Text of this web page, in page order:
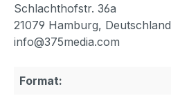
Schlachthofstr. 36a
21079 Hamburg, Deutschland
info@375media.com
Format: